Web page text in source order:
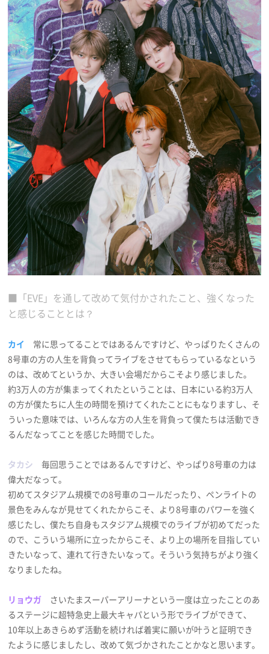
■「EVE」を通して改めて気付かされたこと、強くなった
と感じることとは？
カイ
常に思ってることではあるんですけど、やっぱりたくさんの
8号車の方の人生を背負ってライブをさせてもらっているなという
のは、改めてというか、大きい会場だからこそより感じました。
約3万人の方が集まってくれたということは、日本にいる約3万人
の方が僕たちに人生の時間を預けてくれたことにもなりますし、そ
ういった意味では、いろんな方の人生を背負って僕たちは活動でき
るんだなってことを感じた時間でした。
タカシ 毎回思うことではあるんですけど、やっぱり8号車の力は
偉大だなって。
初めてスタジアム規模での8号車のコールだったり、ペンライトの
景色をみんなが見せてくれたからこそ、より8号車のパワーを強く
感じたし、僕たち自身もスタジアム規模でのライブが初めてだった
ので、こういう場所に立ったからこそ、より上の場所を目指してい
きたいなって、連れて行きたいなって。そういう気持ちがより強く
なりましたね。
リョウガ さいたまスーパーアリーナという一度は立ったことのあ
るステージに超特急史上最大キャパという形でライブができて、
10年以上あきらめず活動を続ければ着実に願いが叶うと証明でき
たように感じましたし、改めて気づかされたことかなと思います。